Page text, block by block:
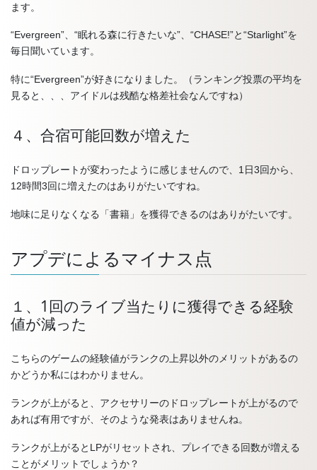
ます。
“Evergreen”、“眠れる森に行きたいな”、“CHASE!”と“Starlight”を
毎日聞いています。
特に“Evergreen”が好きになりました。（ランキング投票の平均を
見ると、、、アイドルは残酷な格差社会なんですね）
４、合宿可能回数が増えた
ドロップレートが変わったように感じませんので、1日3回から、
12時間3回に増えたのはありがたいですね。
地味に足りなくなる「書籍」を獲得できるのはありがたいです。
アプデによるマイナス点
１、1回のライブ当たりに獲得できる経験
値が減った
こちらのゲームの経験値がランクの上昇以外のメリットがあるの
かどうか私にはわかりません。
ランクが上がると、アクセサリーのドロップレートが上がるので
あれば有用ですが、そのような発表はありませんね。
ランクが上がるとLPがリセットされ、プレイできる回数が増える
ことがメリットでしょうか？